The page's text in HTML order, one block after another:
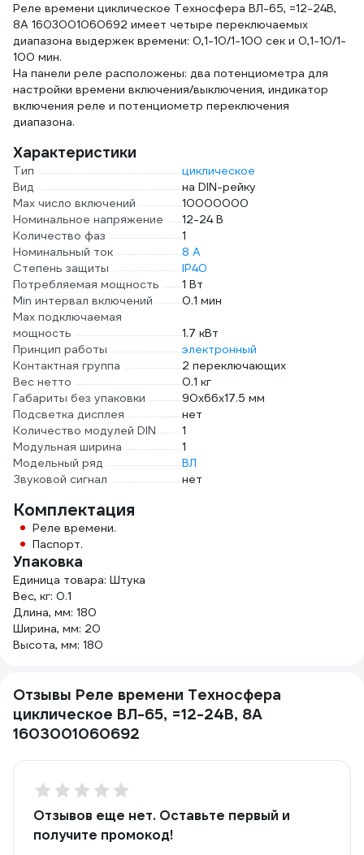
Реле времени циклическое Техносфера ВЛ-65, =12-24В,
8А 1603001060692 имеет четыре переключаемых
диапазона выдержек времени: 0,1-10/1-100 сек и 0,1-10/1-
100 мин.
На панели реле расположены: два потенциометра для
настройки времени включения/выключения, индикатор
включения реле и потенциометр переключения
диапазона.
Характеристики
Тип
циклическое
Вид
на DIN-рейку
Max число включений
10000000
Номинальное напряжение
12-24 В
Количество фаз
1
Номинальный ток
8 А
Степень защиты
IP40
Потребляемая мощность
1 Вт
Min интервал включений
0.1 мин
Max подключаемая
мощность
1.7 кВт
Принцип работы
электронный
Контактная группа
2 переключающих
Вес нетто
0.1 кг
Габариты без упаковки
90х66х17.5 мм
Подсветка дисплея
нет
Количество модулей DIN
1
Модульная ширина
1
Модельный ряд
ВЛ
Звуковой сигнал
нет
Комплектация
Реле времени.
Паспорт.
Упаковка
Единица товара: Штука
Вес, кг: 0.1
Длина, мм: 180
Ширина, мм: 20
Высота, мм: 180
Отзывы Реле времени Техносфера
циклическое ВЛ-65, =12-24В, 8А
1603001060692
Отзывов еще нет. Оставьте первый и
получите промокод!